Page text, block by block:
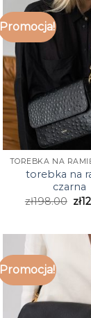
Promocja!
torebka na
czarna
zł198.00 zł
Promocja!